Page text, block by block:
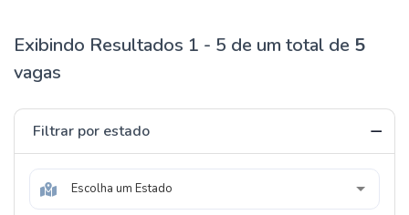
Exibindo Resultados 1 - 5 de um total de 5
vagas
Filtrar por estado
Escolha um Estado